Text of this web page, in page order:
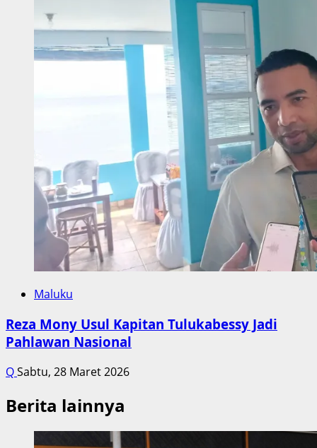
Maluku
Reza Mony Usul Kapitan Tulukabessy Jadi
Pahlawan Nasional
QSabtu, 28 Maret 2026
Berita lainnya